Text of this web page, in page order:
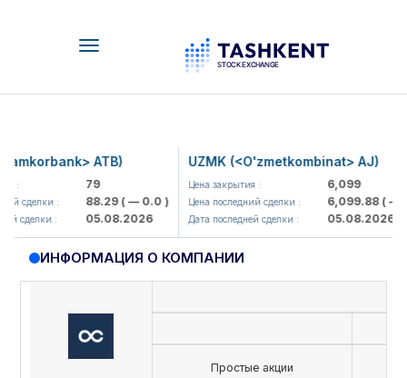
Toggle
ATB)
сделки : 88.29( — 0.0 )
сделки : 05.08.2026
UZMK (<O'zmetkombinat> AJ)
Цена закрытия : 6,099
Цена последний сделки : 6,099.88( —
Дата последней сделки : 05.08.2026
ИНФОРМАЦИЯ О КОМПАНИИ
Простые акции